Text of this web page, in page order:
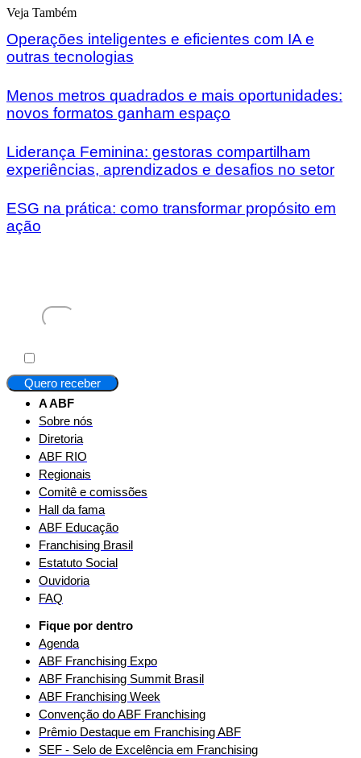
Veja Também
Operações inteligentes e eficientes com IA e
outras tecnologias
Menos metros quadrados e mais oportunidades:
novos formatos ganham espaço
Liderança Feminina: gestoras compartilham
experiências, aprendizados e desafios no setor
ESG na prática: como transformar propósito em
ação
Quero receber
A ABF
Sobre nós
Diretoria
ABF RIO
Regionais
Comitê e comissões
Hall da fama
ABF Educação
Franchising Brasil
Estatuto Social
Ouvidoria
FAQ
Fique por dentro
Agenda
ABF Franchising Expo
ABF Franchising Summit Brasil
ABF Franchising Week
Convenção do ABF Franchising
Prêmio Destaque em Franchising ABF
SEF - Selo de Excelência em Franchising